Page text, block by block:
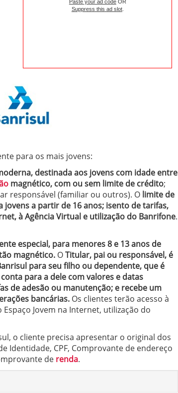
Paste your ad codeOR
Suppress this ad slot.
para os mais jovens:
destinada aos jovens com idade entre
magnético, com ou sem limite de crédito;
responsável (familiar ou outros). O limite de
jovens a partir de 16 anos; isento de tarifas,
à Agência Virtual e utilização do Banrifone.
especial, para menores 8 e 13 anos de
magnético. OTitular, pai ou responsável, é
para seu filho ou dependente, que é
para a dele com valores e datas
de adesão ou manutenção; e recebe um
bancárias. Os clientes terão acesso à
Jovem na Internet, utilização do
o cliente precisa apresentar o original dos
Identidade, CPF, Comprovante de endereço
de renda.